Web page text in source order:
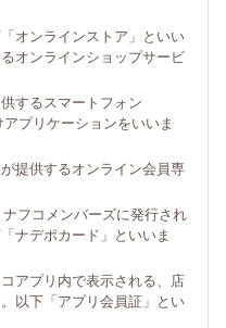
オンラインストア」といい
オンラインショップサービ
するスマートフォン
プリケーションをいいま
提供するオンライン会員専
フコメンバーズに発行され
ナデポカード」といいま
アプリ内で表示される、店
以下「アプリ会員証」とい